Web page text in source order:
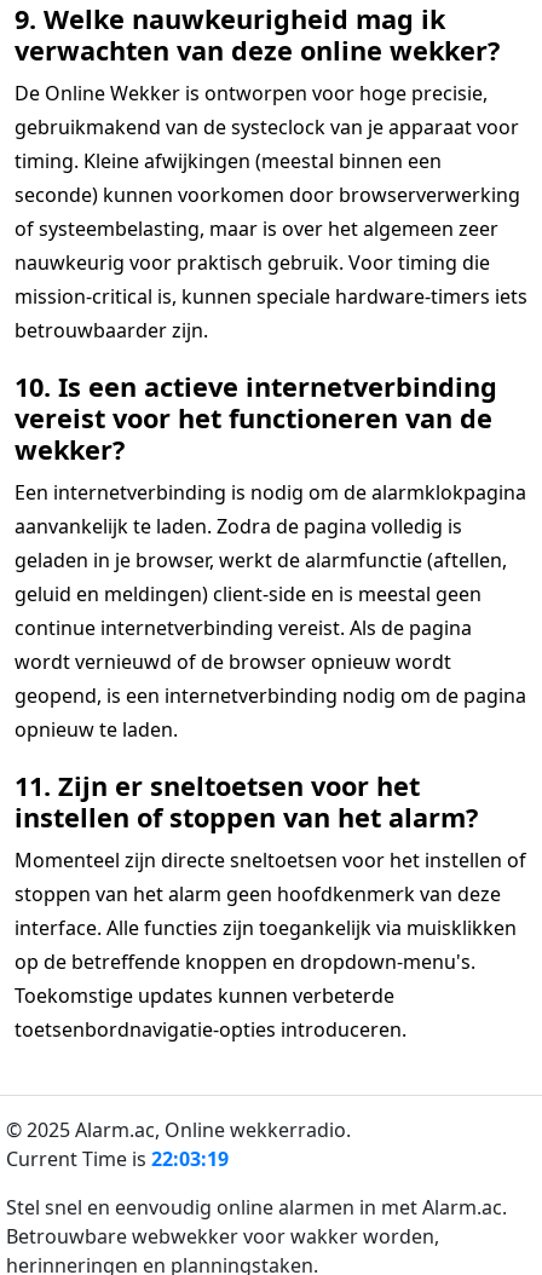
9. Welke nauwkeurigheid mag ik
verwachten van deze online wekker?
De Online Wekker is ontworpen voor hoge precisie,
gebruikmakend van de systeclock van je apparaat voor
timing. Kleine afwijkingen (meestal binnen een
seconde) kunnen voorkomen door browserverwerking
of systeembelasting, maar is over het algemeen zeer
nauwkeurig voor praktisch gebruik. Voor timing die
mission-critical is, kunnen speciale hardware-timers iets
betrouwbaarder zijn.
10. Is een actieve internetverbinding
vereist voor het functioneren van de
wekker?
Een internetverbinding is nodig om de alarmklokpagina
aanvankelijk te laden. Zodra de pagina volledig is
geladen in je browser, werkt de alarmfunctie (aftellen,
geluid en meldingen) client-side en is meestal geen
continue internetverbinding vereist. Als de pagina
wordt vernieuwd of de browser opnieuw wordt
geopend, is een internetverbinding nodig om de pagina
opnieuw te laden.
11. Zijn er sneltoetsen voor het
instellen of stoppen van het alarm?
Momenteel zijn directe sneltoetsen voor het instellen of
stoppen van het alarm geen hoofdkenmerk van deze
interface. Alle functies zijn toegankelijk via muisklikken
op de betreffende knoppen en dropdown-menu's.
Toekomstige updates kunnen verbeterde
toetsenbordnavigatie-opties introduceren.
© 2025 Alarm.ac, Online wekkerradio.
Current Time is 22:03:19
Stel snel en eenvoudig online alarmen in met Alarm.ac.
Betrouwbare webwekker voor wakker worden,
herinneringen en planningstaken.